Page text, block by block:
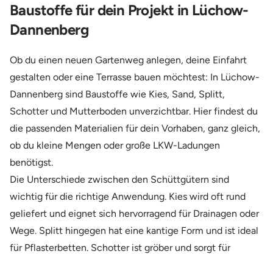
Baustoffe für dein Projekt in Lüchow-
Dannenberg
Ob du einen neuen Gartenweg anlegen, deine Einfahrt
gestalten oder eine Terrasse bauen möchtest: In Lüchow-
Dannenberg sind Baustoffe wie Kies, Sand, Splitt,
Schotter und Mutterboden unverzichtbar. Hier findest du
die passenden Materialien für dein Vorhaben, ganz gleich,
ob du kleine Mengen oder große LKW-Ladungen
benötigst.
Die Unterschiede zwischen den Schüttgütern sind
wichtig für die richtige Anwendung. Kies wird oft rund
geliefert und eignet sich hervorragend für Drainagen oder
Wege. Splitt hingegen hat eine kantige Form und ist ideal
für Pflasterbetten. Schotter ist gröber und sorgt für